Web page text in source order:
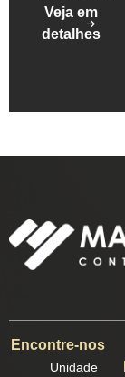
Veja em
detalhes
Encontre-nos
Unidade